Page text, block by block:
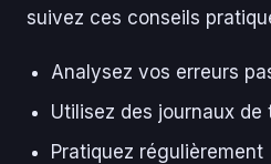
suivez ces conseils
Analysez vos erreurs
Utilisez des journaux de
Pratiquez régulièrement